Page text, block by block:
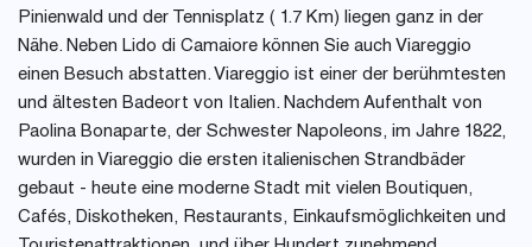
Pinienwald und der Tennisplatz ( 1.7 Km) liegen ganz in der
Nähe. Neben Lido di Camaiore können Sie auch Viareggio
einen Besuch abstatten. Viareggio ist einer der berühmtesten
und ältesten Badeort von Italien. Nachdem Aufenthalt von
Paolina Bonaparte, der Schwester Napoleons, im Jahre 1822,
wurden in Viareggio die ersten italienischen Strandbäder
gebaut - heute eine moderne Stadt mit vielen Boutiquen,
Cafés, Diskotheken, Restaurants, Einkaufsmöglichkeiten und